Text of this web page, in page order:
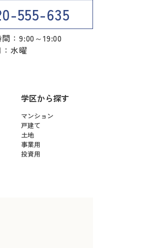
555-635
：9:00～19:00
水曜
学区から探す
マンション
戸建て
土地
事業用
投資用